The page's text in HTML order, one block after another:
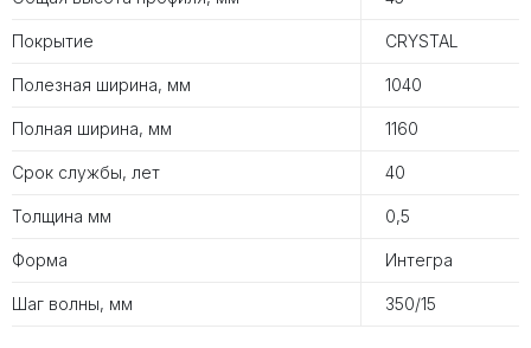
Покрытие CRYSTAL
Полезная ширина, мм 1040
Полная ширина, мм 1160
Срок службы, лет 40
Толщина мм 0,5
Форма Интегра
Шаг волны, мм 350/15